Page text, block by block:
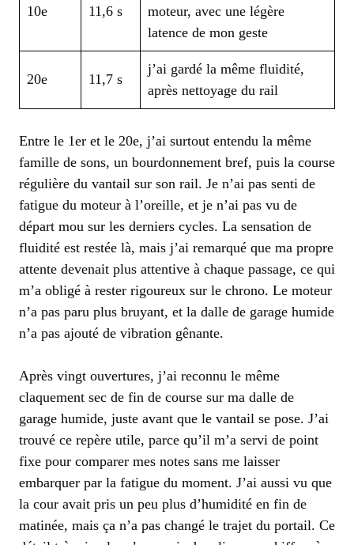
10e 11,6 s
moteur, avec une légère
latence de mon geste
20e 11,7 s
j’ai gardé la même fluidité,
après nettoyage du rail
Entre le 1er et le 20e, j’ai surtout entendu la même
famille de sons, un bourdonnement bref, puis la course
régulière du vantail sur son rail. Je n’ai pas senti de
fatigue du moteur à l’oreille, et je n’ai pas vu de
départ mou sur les derniers cycles. La sensation de
fluidité est restée là, mais j’ai remarqué que ma propre
attente devenait plus attentive à chaque passage, ce qui
m’a obligé à rester rigoureux sur le chrono. Le moteur
n’a pas paru plus bruyant, et la dalle de garage humide
n’a pas ajouté de vibration gênante.
Après vingt ouvertures, j’ai reconnu le même
claquement sec de fin de course sur ma dalle de
garage humide, juste avant que le vantail se pose. J’ai
trouvé ce repère utile, parce qu’il m’a servi de point
fixe pour comparer mes notes sans me laisser
embarquer par la fatigue du moment. J’ai aussi vu que
la cour avait pris un peu plus d’humidité en fin de
matinée, mais ça n’a pas changé le trajet du portail. Ce